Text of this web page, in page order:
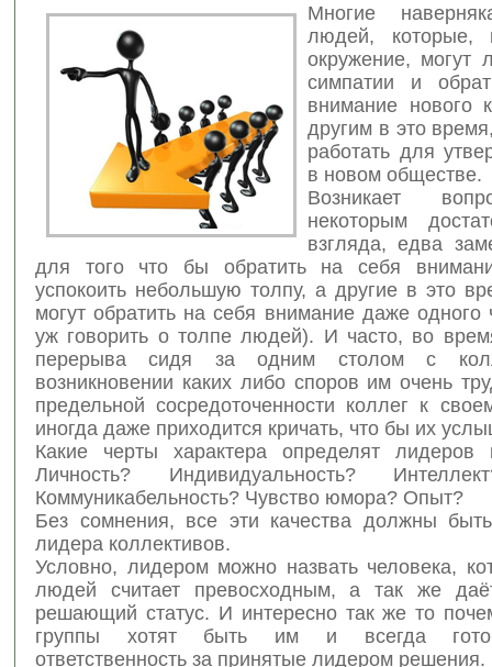
Многие
людей, которые,
окружение, могут
симпатии и
внимание нового
другим в это
работать для
в новом обществе.
Возникает
некоторым
взгляда, едва
для того что бы обратить на себя
успокоить небольшую толпу, а другие в это
могут обратить на себя внимание даже одного
уж говорить о толпе людей). И часто, во
перерыва сидя за одним столом с
возникновении каких либо споров им очень
предельной сосредоточенности коллег к
иногда даже приходится кричать, что бы их
Какие черты характера определят лидеров
Личность? Индивидуальность?
Коммуникабельность? Чувство юмора? Опыт?
Без сомнения, все эти качества должны
лидера коллективов.
Условно, лидером можно назвать человека,
людей считает превосходным, а так же
решающий статус. И интересно так же то
группы хотят быть им и всегда
ответственность за принятые лидером решения.